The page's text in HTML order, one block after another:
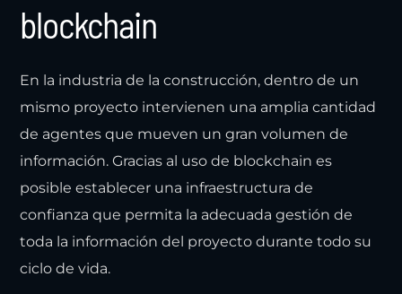
blockchain
En la industria de la construcción, dentro de un
mismo proyecto intervienen una amplia cantidad
de agentes que mueven un gran volumen de
información. Gracias al uso de blockchain es
posible establecer una infraestructura de
confianza que permita la adecuada gestión de
toda la información del proyecto durante todo su
ciclo de vida.